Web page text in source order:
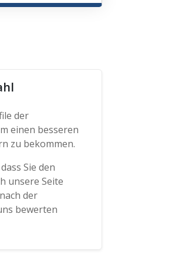
der
einen besseren
zu bekommen.
Sie den
unsere Seite
der
bewerten